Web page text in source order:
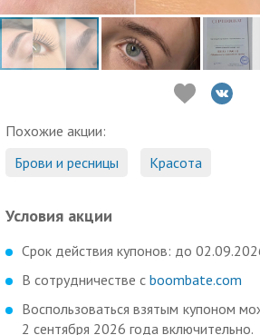
Похожие акции:
Брови и ресницы
Красота
Условия акции
Срок действия купонов: до
В сотрудничестве с boombate.com
Воспользоваться взятым купоном
2 сентября 2026 года включительно.